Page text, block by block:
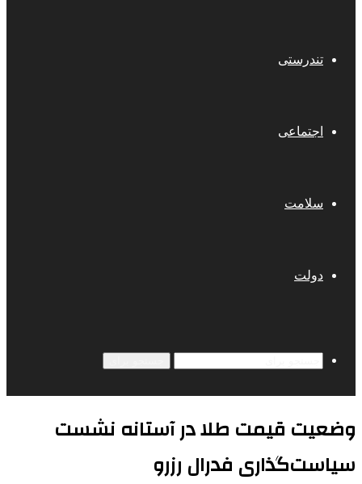
تندرستی
اجتماعی
سلامت
دولت
وضعیت قیمت طلا در آستانه نشست
سیاست‌گذاری فدرال رزرو